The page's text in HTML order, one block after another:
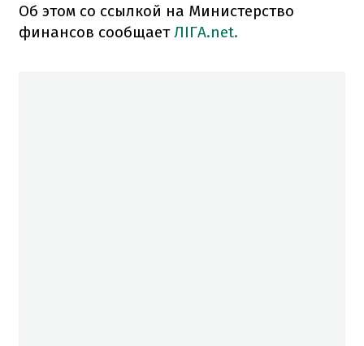
Об этом со ссылкой на Министерство
финансов сообщаетЛІГА.net.